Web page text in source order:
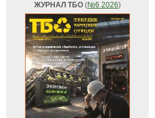
ЖУРНАЛ ТБО (№6 2026)